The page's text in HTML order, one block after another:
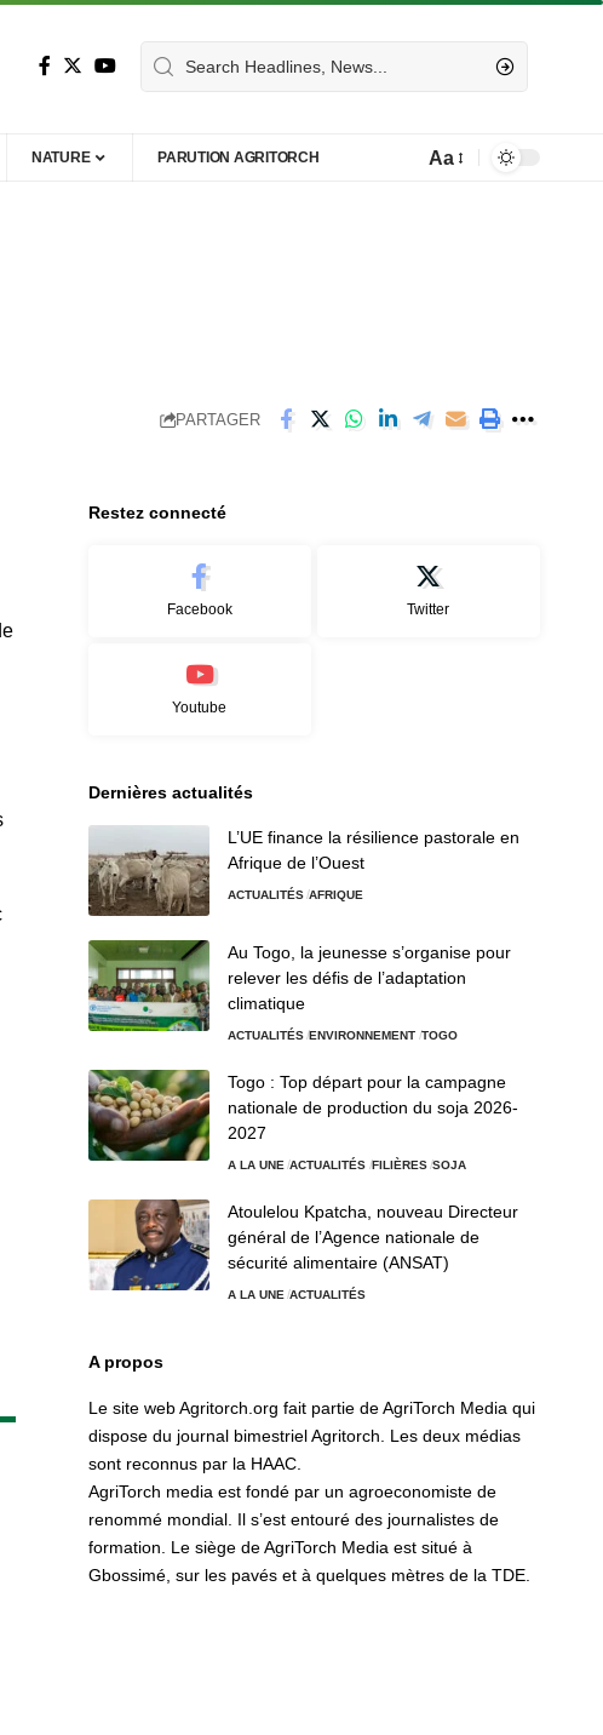
NATURE PARUTION AGRITORCH Aa
PARTAGER
Restez connecté
Facebook Twitter
Youtube
Dernières actualités
L’UE finance la résilience pastorale en
Afrique de l’Ouest
ACTUALITÉS AFRIQUE
Au Togo, la jeunesse s’organise pour
relever les défis de l’adaptation
climatique
ACTUALITÉS ENVIRONNEMENT TOGO
Togo : Top départ pour la campagne
nationale de production du soja 2026-
2027
A LA UNE ACTUALITÉS FILIÈRES SOJA
Atoulelou Kpatcha, nouveau Directeur
général de l’Agence nationale de
sécurité alimentaire (ANSAT)
A LA UNE ACTUALITÉS
A propos
Le site web Agritorch.org fait partie de AgriTorch Media qui
dispose du journal bimestriel Agritorch. Les deux médias
sont reconnus par la HAAC.
AgriTorch media est fondé par un agroeconomiste de
renommé mondial. Il s’est entouré des journalistes de
formation. Le siège de AgriTorch Media est situé à
Gbossimé, sur les pavés et à quelques mètres de la TDE.